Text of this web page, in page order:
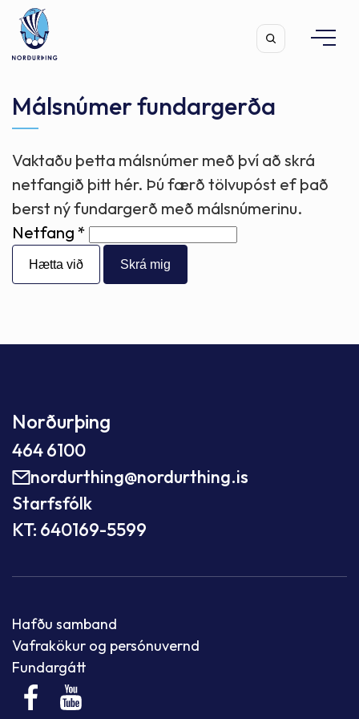
Leita
Málsnúmer fundargerða
Vaktaðu þetta málsnúmer með því að skrá
netfangið þitt hér. Þú færð tölvupóst ef það
berst ný fundargerð með málsnúmerinu.
Netfang
Hætta við
Norðurþing
464 6100
nordurthing@nordurthing.is
Starfsfólk
KT: 640169-5599
Hafðu samband
Vafrakökur og persónuvernd
Fundargátt